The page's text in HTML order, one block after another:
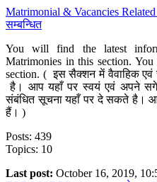
Matrimonial & Vacancies Related
सम्बन्धित
You will find the latest
Matrimonies in this section.
section. ( इस सैक्शन में वैवाहिक एवं
है। आप यहाँ पर स्वयं एवं अपने सगे
संबंधित सूचना यहाँ पर दे सकते है।
हैं। )
Posts: 439
Topics: 10
Last post: October 16, 2019,